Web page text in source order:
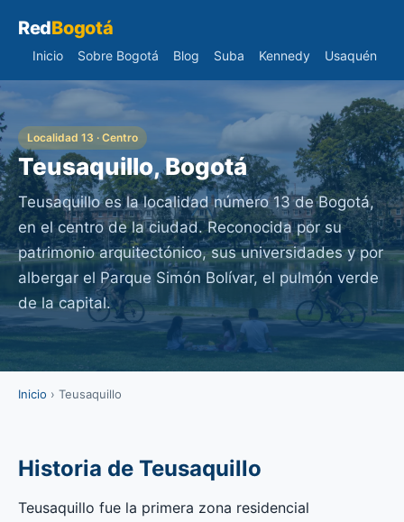
RedBogotá
Inicio Sobre Bogotá Blog Suba Kennedy Usaquén
Localidad 13 · Centro
Teusaquillo, Bogotá
Teusaquillo es la localidad número 13 de Bogotá,
en el centro de la ciudad. Reconocida por su
patrimonio arquitectónico, sus universidades y por
albergar el Parque Simón Bolívar, el pulmón verde
de la capital.
Inicio › Teusaquillo
Historia de Teusaquillo
Teusaquillo fue la primera zona residencial